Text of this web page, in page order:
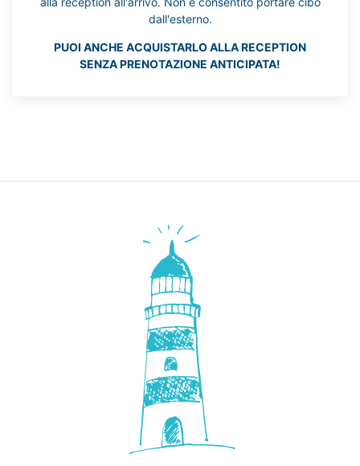
dall'esterno.
PUOI ANCHE ACQUISTARLO ALLA RECEPTION
SENZA PRENOTAZIONE ANTICIPATA!